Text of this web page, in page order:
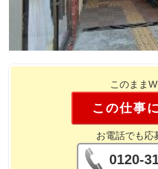
このまま
この仕事
お電話でも応
0120-